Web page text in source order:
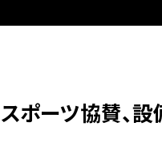
ポーツ協賛、